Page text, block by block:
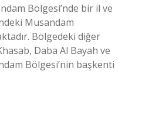
Bölgesi’nde bir il ve
Musandam
Bölgedeki diğer
Daba Al Bayah ve
Bölgesi’nin başkenti